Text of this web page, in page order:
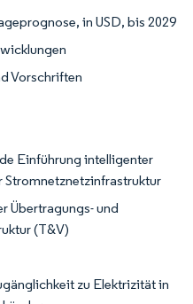
in USD, bis 2029
Vorschriften
Einführung intelligenter
Stromnetznetzinfrastruktur
Übertragungs- und
(T&V)
zu Elektrizität in